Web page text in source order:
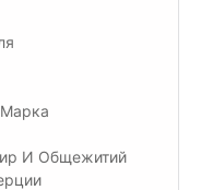
Марка
И Общежитий